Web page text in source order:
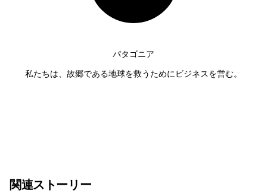
パタゴニア
私たちは、故郷である地球を救うためにビジネスを営む。
関連ストーリー